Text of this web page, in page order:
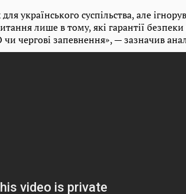
українського суспільства, але
лише в тому, які гарантії
чергові запевнення», — зазначив